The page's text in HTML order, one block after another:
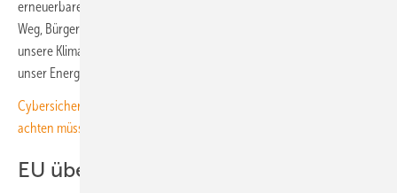
erneuerbaren Energien, Elektrifizierung und Flexibilität ist der sicherste
Weg, Bürger zu schützen, die Wettbewerbsfähigkeit zu stärken und
unsere Klimaziele zu erreichen. Die Energiewende beschleunigt sich;
unser Energiesicherheitsrahmen muss sich anpassen“, fordert er.
Cybersicherheit für Wind- und Solarparks: Worauf Betreiber jetzt
achten müssen
EU überarbeitet Sicherheitsrahmen